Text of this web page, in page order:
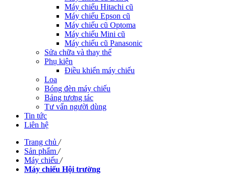
Máy chiếu Hitachi cũ
Máy chiếu Epson cũ
Máy chiếu cũ Optoma
Máy chiếu Mini cũ
Máy chiếu cũ Panasonic
Sửa chữa và thay thế
Phụ kiện
Điều khiển máy chiếu
Loa
Bóng đèn máy chiếu
Bảng tương tác
Tư vấn người dùng
Tin tức
Liên hệ
Trang chủ /
Sản phẩm /
Máy chiếu /
Máy chiếu Hội trường